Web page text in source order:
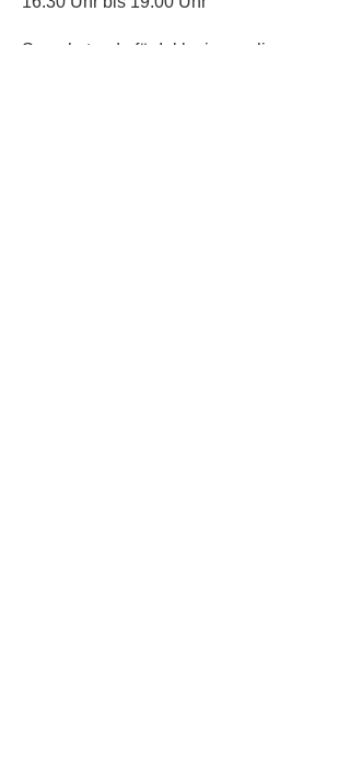
Sprechstunde für Inklusionsanliegen: